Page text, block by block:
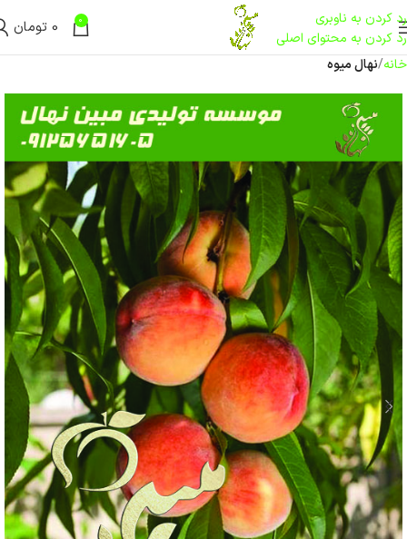
رد کردن به ناوبری
رد کردن به محتوای اصلی
0
0 تومان
خانه نهال میوه